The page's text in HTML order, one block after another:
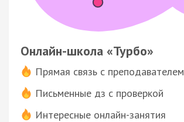
Онлайн-школа «Турбо»
Прямая связь с преподавателем
Письменные дз с проверкой
Интересные онлайн-занятия